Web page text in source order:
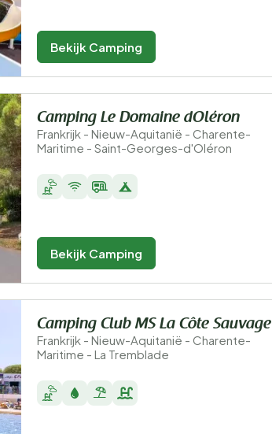
Bekijk Camping
Camping Le Domaine dOléron
Frankrijk - Nieuw-Aquitanië - Charente-
Maritime - Saint-Georges-d'Oléron
Bekijk Camping
Camping Club MS La Côte Sauvage
Frankrijk - Nieuw-Aquitanië - Charente-
Maritime - La Tremblade